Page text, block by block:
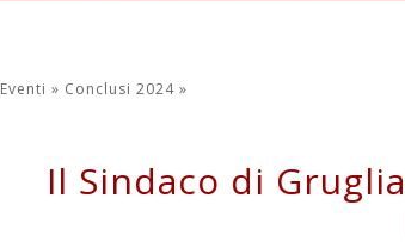
Eventi » Conclusi 2024 »
Il Sindaco di